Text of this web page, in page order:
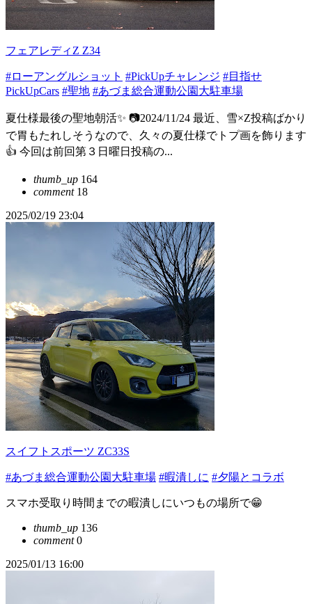
フェアレディZ Z34
#ローアングルショット #PickUpチャレンジ #目指せ
PickUpCars #聖地 #あづま総合運動公園大駐車場
夏仕様最後の聖地朝活✨ 📷2024/11/24 最近、雪×Z投稿ばかり
で胃もたれしそうなので、久々の夏仕様でトプ画を飾ります
👍 今回は前回第３日曜日投稿の...
thumb_up 164
comment18
2025/02/19 23:04
スイフトスポーツ ZC33S
#あづま総合運動公園大駐車場 #暇潰しに #夕陽とコラボ
スマホ受取り時間までの暇潰しにいつもの場所で😁
thumb_up 136
comment0
2025/01/13 16:00